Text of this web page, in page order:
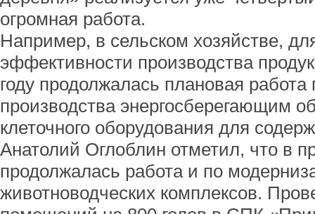
огромная работа.
Например, в сельском хозяйстве,
эффективности производства
году продолжалась плановая
производства энергосберегающим
клеточного оборудования для
Анатолий Оглоблин отметил, что в
продолжалась работа и по
животноводческих комплексов.